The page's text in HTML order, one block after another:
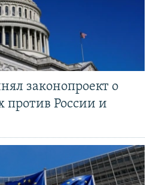
законопроект о
против России и